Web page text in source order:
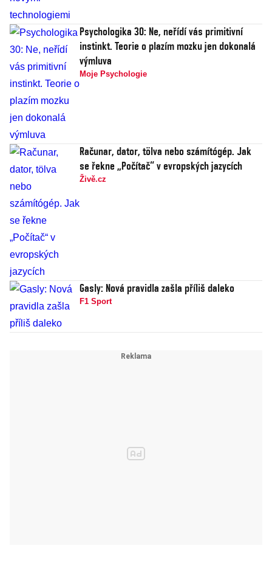
Psychologika 30: Ne, neřídí vás primitivní
instinkt. Teorie o plazím mozku jen dokonalá
výmluva
Moje Psychologie
Računar, dator, tölva nebo számítógép. Jak
se řekne „Počítač“ v evropských jazycích
Živě.cz
Gasly: Nová pravidla zašla příliš daleko
F1 Sport